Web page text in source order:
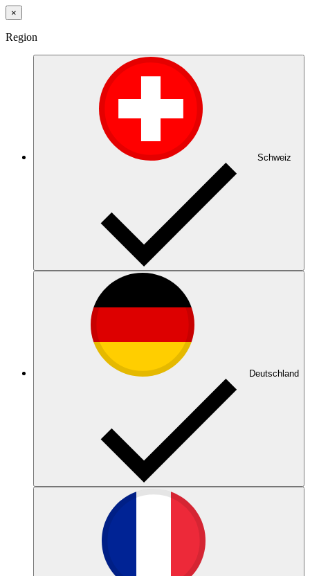
×
Region
Schweiz
Deutschland